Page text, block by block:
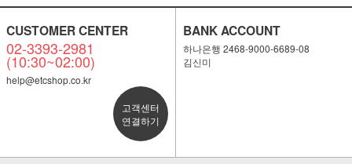
CUSTOMER CENTER
02-3393-2981
(10:30~02:00)
help@etcshop.co.kr
고객센터
연결하기
BANK ACCOUNT
하나은행 2468-9000-6689-08
김신미